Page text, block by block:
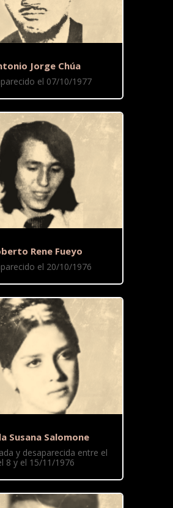
Jorge Chúa
el 07/10/1977
Rene Fueyo
el 20/10/1976
Susana Salomone
y desaparecida entre el
8 y el 15/11/1976